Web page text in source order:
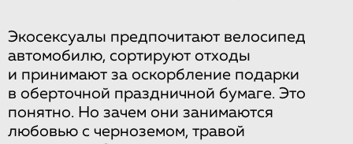
Экосексуалы предпочитают велосипед
автомобилю, сортируют отходы
и принимают за оскорбление подарки
в оберточной праздничной бумаге. Это
понятно. Но зачем они занимаются
любовью с черноземом, травой